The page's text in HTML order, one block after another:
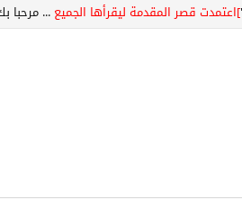
]اعتمدت قصر المقدمة ليقرأها الجميع ... مرحبا